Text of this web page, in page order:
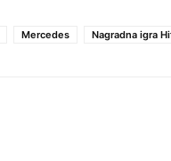
Mercedes Nagradna igra